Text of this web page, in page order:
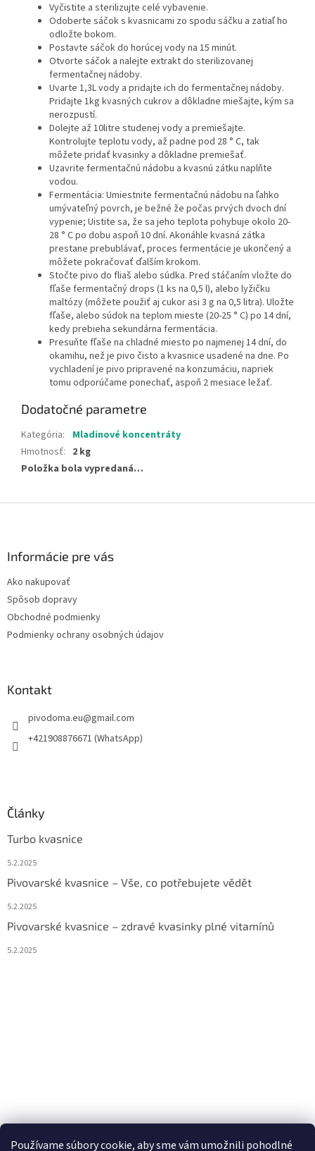
Používame súbory cookie, aby sme vám umožnili pohodlné
Vyčistite a sterilizujte celé vybavenie.
Odoberte sáčok s kvasnicami zo spodu sáčku a zatiaľ ho
odložte bokom.
Postavte sáčok do horúcej vody na 15 minút.
Otvorte sáčok a nalejte extrakt do sterilizovanej
fermentačnej nádoby.
Uvarte 1,3L vody a pridajte ich do fermentačnej nádoby.
Pridajte 1kg kvasných cukrov a dôkladne miešajte, kým sa
nerozpustí.
Dolejte až 10litre studenej vody a premiešajte.
Kontrolujte teplotu vody, až padne pod 28 ° C, tak
môžete pridať kvasinky a dôkladne premiešať.
Uzavrite fermentačnú nádobu a kvasnú zátku naplňte
vodou.
Fermentácia: Umiestnite fermentačnú nádobu na ľahko
umývateľný povrch, je bežné že počas prvých dvoch dní
vypenie; Uistite sa, že sa jeho teplota pohybuje okolo 20-
28 ° C po dobu aspoň 10 dní. Akonáhle kvasná zátka
prestane prebublávať, proces fermentácie je ukončený a
môžete pokračovať ďalším krokom.
Stočte pivo do fliaš alebo súdka. Pred stáčaním vložte do
fľaše fermentačný drops (1 ks na 0,5 l), alebo lyžičku
maltózy (môžete použiť aj cukor asi 3 g na 0,5 litra). Uložte
fľaše, alebo súdok na teplom mieste (20-25 ° C) po 14 dní,
kedy prebieha sekundárna fermentácia.
Presuňte fľaše na chladné miesto po najmenej 14 dní, do
okamihu, než je pivo čisto a kvasnice usadené na dne. Po
vychladení je pivo pripravené na konzumáciu, napriek
tomu odporúčame ponechať, aspoň 2 mesiace ležať.
Dodatočné parametre
Kategória:
Mladinové koncentráty
Hmotnosť: 2 kg
Položka bola vypredaná…
Informácie pre vás
Ako nakupovať
Spôsob dopravy
Obchodné podmienky
Podmienky ochrany osobných údajov
Kontakt
pivodoma.eu@gmail.com
+421908876671 (WhatsApp)
Články
Turbo kvasnice
5.2.2025
Pivovarské kvasnice – Vše, co potřebujete vědět
5.2.2025
Pivovarské kvasnice – zdravé kvasinky plné vitamínů
5.2.2025